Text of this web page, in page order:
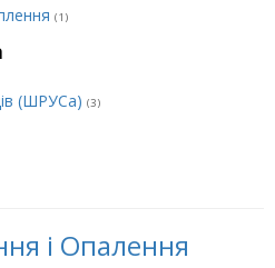
(1)
(ШРУСа) (3)
і Опалення